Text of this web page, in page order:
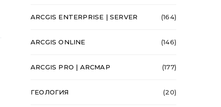
ARCGIS ENTERPRISE | SERVER (164)
ARCGIS ONLINE (146)
ARCGIS PRO | ARCMAP (177)
ГЕОЛОГИЯ (20)